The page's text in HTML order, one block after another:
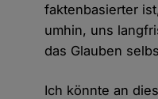
faktenbasierter
umhin, uns
das Glauben
Ich könnte an